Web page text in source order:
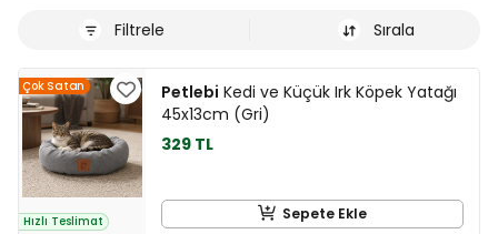
Filtrele Sırala
Çok Satan
Hızlı Teslimat
Petlebi Kedi ve Küçük Irk Köpek Yatağı
45x13cm (Gri)
329 TL
Sepete Ekle